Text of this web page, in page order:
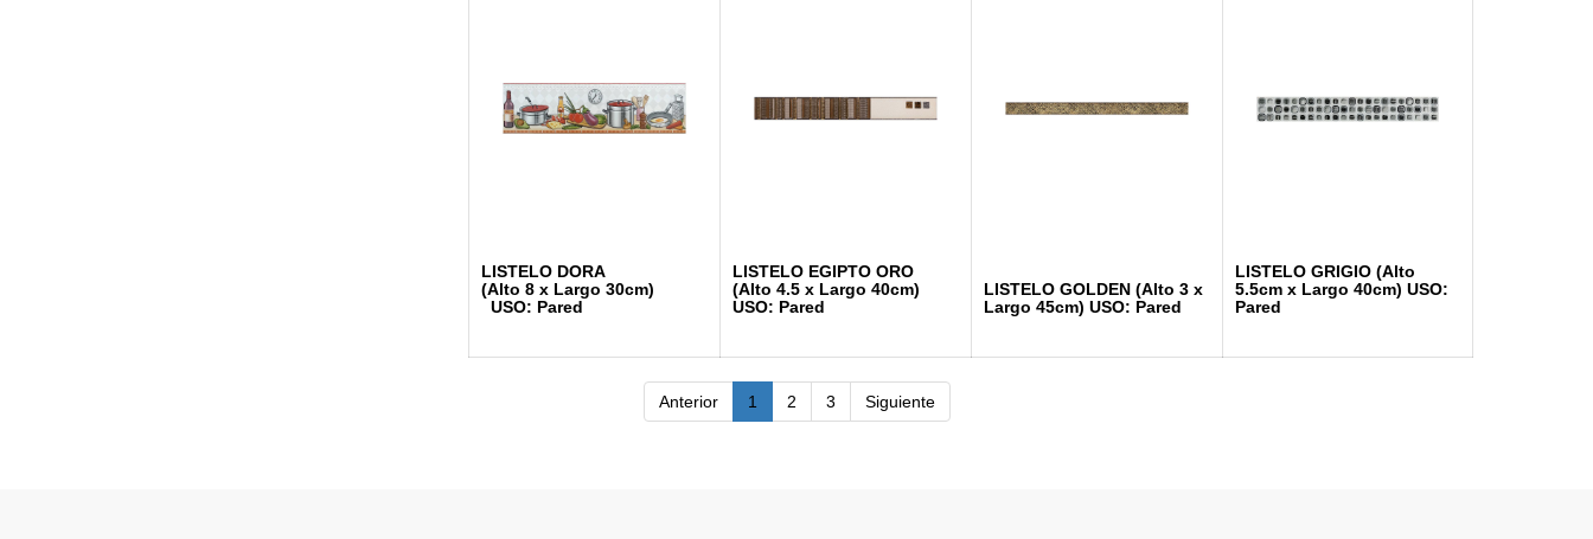
LISTELO DORA
(Alto 8 x Largo 30cm)
USO: Pared
LISTELO EGIPTO ORO
(Alto 4.5 x Largo 40cm)
USO: Pared
LISTELO GOLDEN (Alto 3 x
Largo 45cm) USO: Pared
LISTELO GRIGIO (Alto
5.5cm x Largo 40cm) USO:
Pared
Anterior 1 2 3 Siguiente